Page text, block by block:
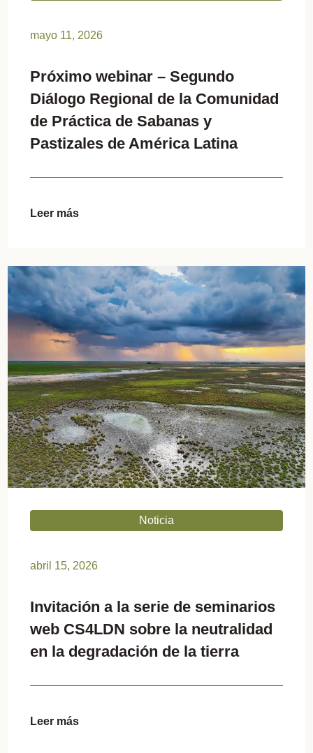
mayo 11, 2026
Próximo webinar – Segundo
Diálogo Regional de la Comunidad
de Práctica de Sabanas y
Pastizales de América Latina
Leer más
Noticia
abril 15, 2026
Invitación a la serie de seminarios
web CS4LDN sobre la neutralidad
en la degradación de la tierra
Leer más